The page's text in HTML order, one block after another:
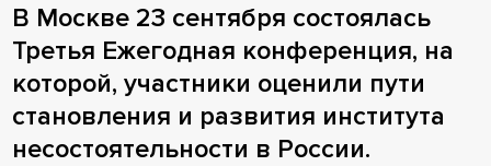
В Москве 23 сентября состоялась
Третья Ежегодная конференция, на
которой, участники оценили пути
становления и развития института
несостоятельности в России.